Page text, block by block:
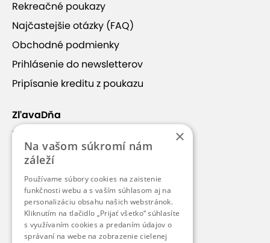
Rekreačné poukazy
Najčastejšie otázky (FAQ)
Obchodné podmienky
Prihlásenie do newsletterov
Pripísanie kreditu z poukazu
ZľavaDňa
Náš príbeh
Kontakt
Kariéra
Blog
Pre médiá
Pre partnerov
×
Na vašom súkromí nám
záleží
Používame súbory cookies na zaistenie
funkčnosti webu a s vaším súhlasom aj na
personalizáciu obsahu našich webstránok.
Kliknutím na tlačidlo „Prijať všetko“ súhlasíte
s využívaním cookies a predaním údajov o
správaní na webe na zobrazenie cielenej